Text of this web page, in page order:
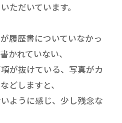
ただいています。
履歴書についていなかっ
かれていない、
が抜けている、写真がカ
どしますと、
ように感じ、少し残念な